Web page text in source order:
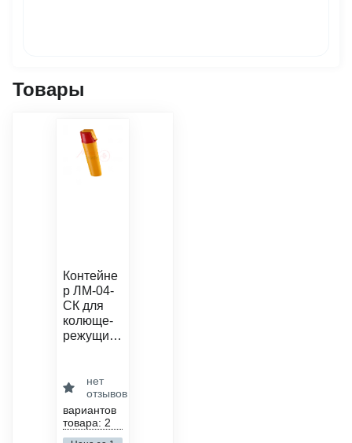
Товары
Контейне
р ЛМ-04-
СК для
колюще-
режущих
отходов
применения:
утилизация
сфера
деятельности:
медицинские
нет
отзывов
вариантов
товара: 2